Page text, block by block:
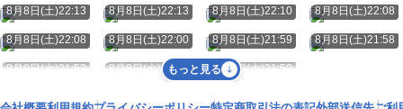
8月8日(土)22:13 8月8日(土)22:13 8月8日(土)22:10 8月8日(土)22:08
8月8日(土)22:08 8月8日(土)22:00 8月8日(土)21:59 8月8日(土)21:58
8月8日(土)21:53 8月8日(土)21:52 8月8日(土)21:50
もっと見る